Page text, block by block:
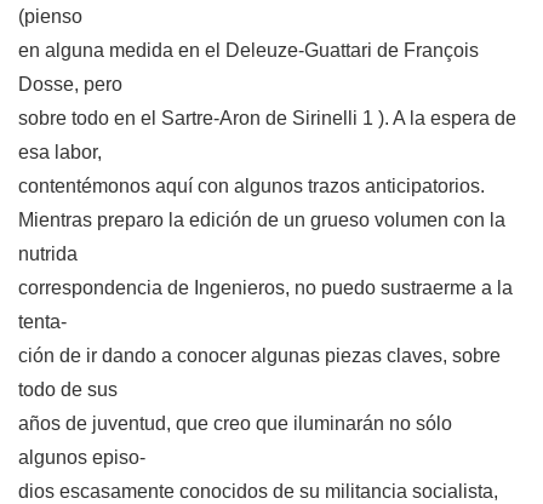
(pienso
en alguna medida en el Deleuze-Guattari de François
Dosse, pero
sobre todo en el Sartre-Aron de Sirinelli 1 ). A la espera de
esa labor,
contentémonos aquí con algunos trazos anticipatorios.
Mientras preparo la edición de un grueso volumen con la
nutrida
correspondencia de Ingenieros, no puedo sustraerme a la
tenta-
ción de ir dando a conocer algunas piezas claves, sobre
todo de sus
años de juventud, que creo que iluminarán no sólo
algunos episo-
dios escasamente conocidos de su militancia socialista,